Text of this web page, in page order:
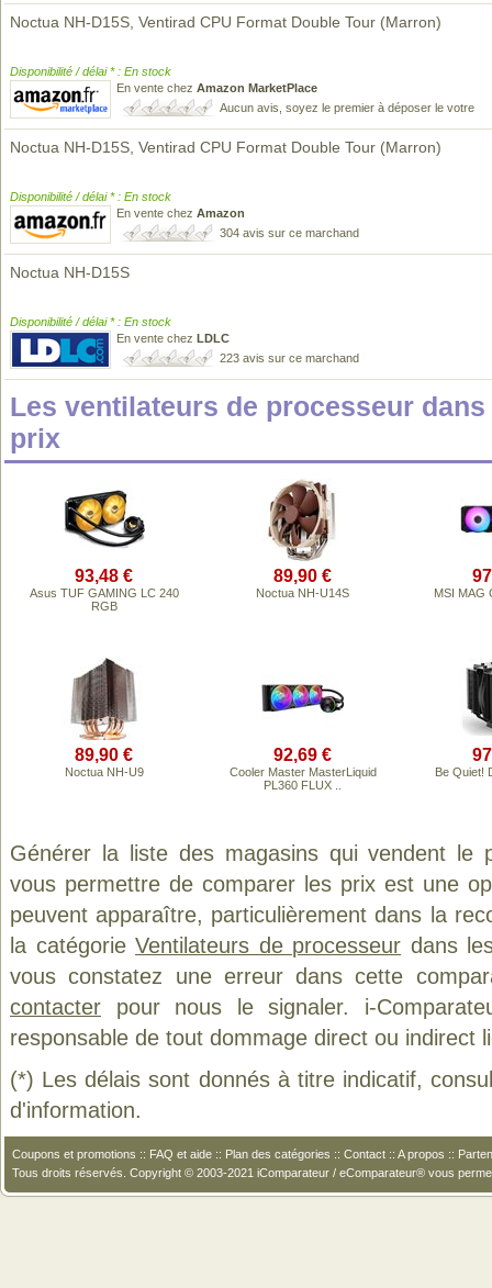
Noctua NH-D15S, Ventirad CPU Format Double Tour (Marron)
Disponibilité / délai * : En stock
En vente chez Amazon MarketPlace
Aucun avis, soyez le premier à déposer le votre
Noctua NH-D15S, Ventirad CPU Format Double Tour (Marron)
Disponibilité / délai * : En stock
En vente chez Amazon
304 avis sur ce marchand
Noctua NH-D15S
Disponibilité / délai * : En stock
En vente chez LDLC
223 avis sur ce marchand
Les ventilateurs de processeur dans
prix
93,48 €
Asus TUF GAMING LC 240
RGB
89,90 €
Noctua NH-U14S MSI MAG
89,90 €
Noctua NH-U9
92,69 €
Cooler Master MasterLiquid
PL360 FLUX ..
Be Quiet!
Générer la liste des magasins qui vendent le
vous permettre de comparer les prix est une
peuvent apparaître, particulièrement dans la
la catégorieVentilateurs de processeur dans
vous constatez une erreur dans cette
contacter pour nous le signaler. i-
responsable de tout dommage direct ou indirect
(*) Les délais sont donnés à titre indicatif,
d'information.
Coupons et promotions :: FAQ et aide :: Plan des catégories :: Contact :: A propos ::
Tous droits réservés. Copyright © 2003-2021 iComparateur / eComparateur® vous